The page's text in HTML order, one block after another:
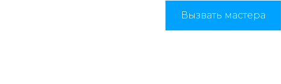
Вызвать мастера